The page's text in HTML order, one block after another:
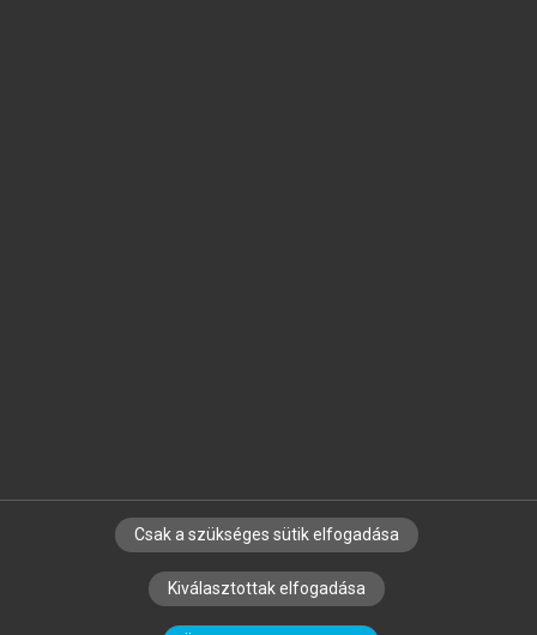
SZERZŐKNEK CÉGEKNEK KÖNYVTÁROSOKNAK
SZERKESZTÉSI ÉS LEKTORÁLÁSI ALAPELVEK
Csak a szükséges sütik elfogadása
Kiválasztottak elfogadása